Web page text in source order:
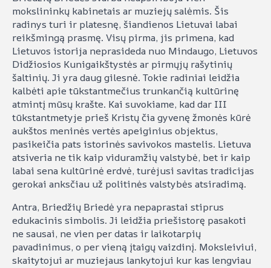
mokslininkų kabinetais ar muziejų salėmis. Šis
radinys turi ir platesnę, šiandienos Lietuvai labai
reikšmingą prasmę. Visų pirma, jis primena, kad
Lietuvos istorija neprasideda nuo Mindaugo, Lietuvos
Didžiosios Kunigaikštystės ar pirmųjų rašytinių
šaltinių. Ji yra daug gilesnė. Tokie radiniai leidžia
kalbėti apie tūkstantmečius trunkančią kultūrinę
atmintį mūsų krašte. Kai suvokiame, kad dar III
tūkstantmetyje prieš Kristų čia gyvenę žmonės kūrė
aukštos meninės vertės apeiginius objektus,
pasikeičia pats istorinės savivokos mastelis. Lietuva
atsiveria ne tik kaip viduramžių valstybė, bet ir kaip
labai sena kultūrinė erdvė, turėjusi savitas tradicijas
gerokai anksčiau už politinės valstybės atsiradimą.
Antra, Briedžių Briedė yra nepaprastai stiprus
edukacinis simbolis. Ji leidžia priešistorę pasakoti
ne sausai, ne vien per datas ir laikotarpių
pavadinimus, o per vieną įtaigų vaizdinį. Moksleiviui,
skaitytojui ar muziejaus lankytojui kur kas lengviau